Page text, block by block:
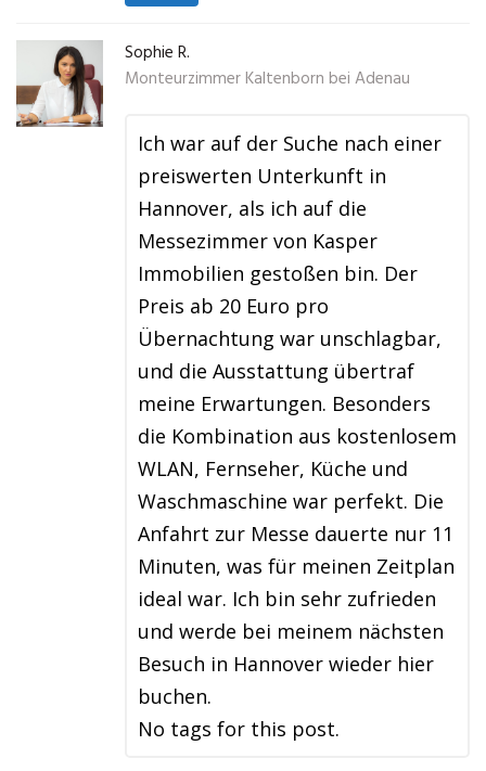
Sophie R.
Monteurzimmer Kaltenborn bei Adenau
Ich war auf der Suche nach einer
preiswerten Unterkunft in
Hannover, als ich auf die
Messezimmer von Kasper
Immobilien gestoßen bin. Der
Preis ab 20 Euro pro
Übernachtung war unschlagbar,
und die Ausstattung übertraf
meine Erwartungen. Besonders
die Kombination aus kostenlosem
WLAN, Fernseher, Küche und
Waschmaschine war perfekt. Die
Anfahrt zur Messe dauerte nur 11
Minuten, was für meinen Zeitplan
ideal war. Ich bin sehr zufrieden
und werde bei meinem nächsten
Besuch in Hannover wieder hier
buchen.
No tags for this post.